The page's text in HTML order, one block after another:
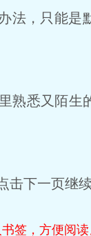
法，只能是
熟悉又陌生
下一页继续
书签，方便阅读